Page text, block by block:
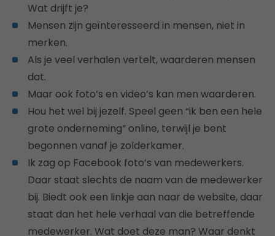
Wat drijft je?
Mensen zijn geïnteresseerd in mensen, niet in
merken.
Als je veel verhalen vertelt, waarderen mensen
dat.
Maar ook foto’s en video’s kan men waarderen.
Hou het wel bij jezelf. Speel geen “ik ben een hele
grote onderneming” online, terwijl je bent
begonnen vanaf je zolderkamer.
Ik zag op Facebook foto’s van medewerkers.
Daar staat slechts de naam van de medewerker
bij. Biedt ook een linkje aan naar de website, daar
staat dan het hele verhaal van die betreffende
medewerker. Wat doet deze man? Waar denkt